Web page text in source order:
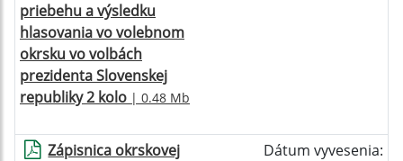
priebehu a výsledku
hlasovania vo volebnom
okrsku vo volbách
prezidenta Slovenskej
republiky 2 kolo | 0.48 Mb
Zápisnica okrskovej
Dátum vyvesenia: